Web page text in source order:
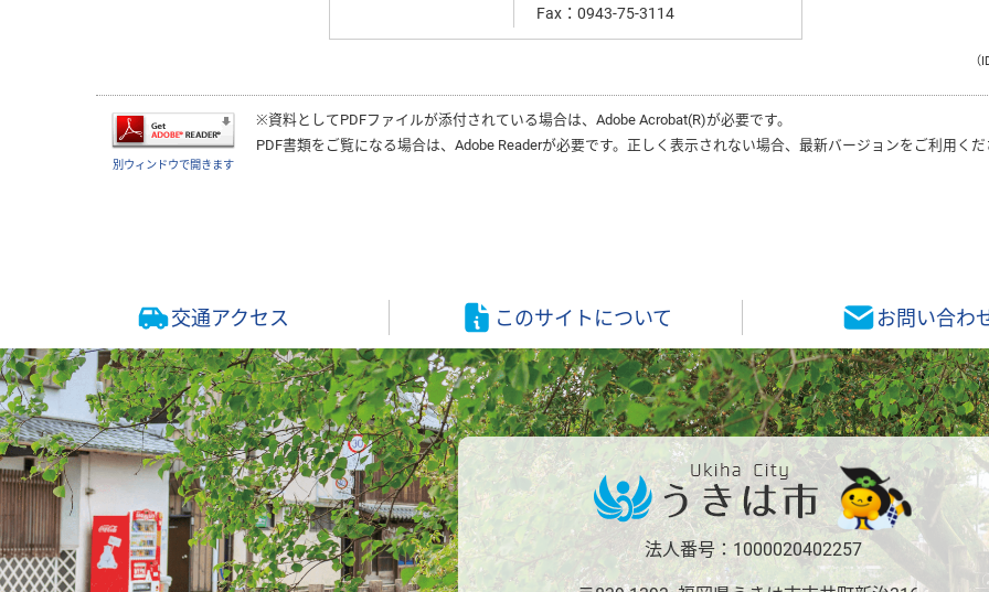
Fax：0943-75-3114
（
別ウィンドウで開きます
※資料としてPDFファイルが添付されている場合は、 Adobe Acrobat(R)が必要です。
PDF書類をご覧になる場合は、 Adobe Readerが必要です。正しく表示されない場合、最新バージョンをご利用くだ
交通アクセス このサイトについて お問い合わ
法人番号：1000020402257